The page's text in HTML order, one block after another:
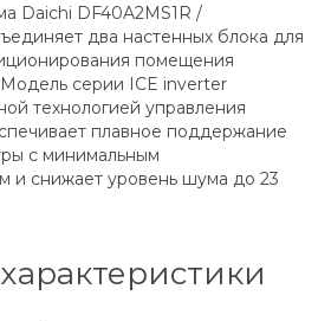
Daichi DF40A2MS1R /
два настенных блока для
помещения
серии ICE inverter
технологией управления
плавное поддержание
с минимальным
и снижает уровень шума до 23